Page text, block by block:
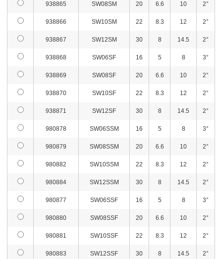
938865 SW08SM 20 6.6 10 2°
938866 SW10SM 22 8.3 12 2°
938867 SW12SM 30 8 14.5 2°
938868 SW06SF 16 5 8 3°
938869 SW08SF 20 6.6 10 2°
938870 SW10SF 22 8.3 12 2°
938871 SW12SF 30 8 14.5 2°
980878 SW06SSM 16 5 8 3°
980879 SW08SSM 20 6.6 10 2°
980882 SW10SSM 22 8.3 12 2°
980884 SW12SSM 30 8 14.5 2°
980877 SW06SSF 16 5 8 3°
980880 SW08SSF 20 6.6 10 2°
980881 SW10SSF 22 8.3 12 2°
980883 SW12SSF 30 8 14.5 2°